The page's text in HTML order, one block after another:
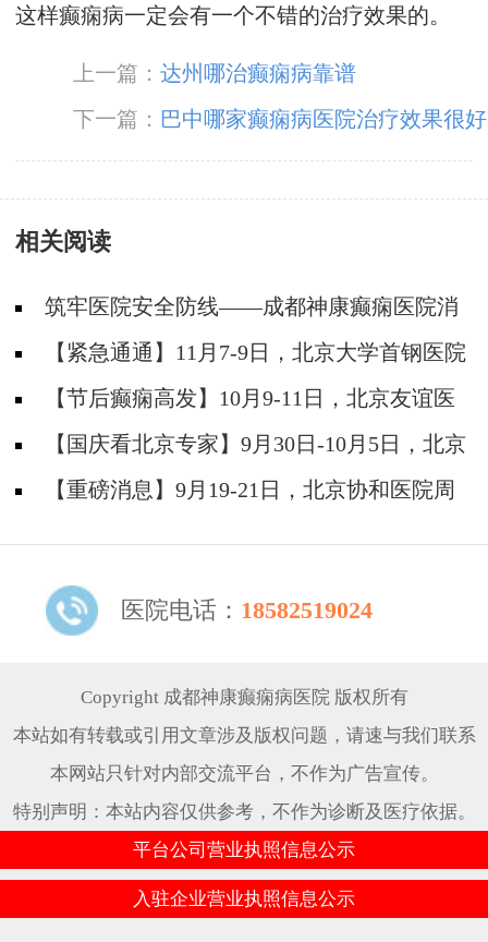
这样癫痫病一定会有一个不错的治疗效果的。
上一篇：达州哪治癫痫病靠谱
下一篇： 巴中哪家癫痫病医院治疗效果很好
相关阅读
筑牢医院安全防线——成都神康癫痫医院消
防安全培训纪实
【紧急通通】11月7-9日，北京大学首钢医院
神经内科胡颖教授亲临成都会诊，破解癫痫疑难
【节后癫痫高发】10月9-11日，北京友谊医
院陈葵博士免费会诊+治疗援助，破解癫痫难
题！
【国庆看北京专家】9月30日-10月5日，北京
天坛&首钢医院两大专家蓉城亲诊+癫痫大额救
【重磅消息】9月19-21日，北京协和医院周
医院电话： 18582519024
Copyright 成都神康癫痫病医院 版权所有
本站如有转载或引用文章涉及版权问题，请速与我们联系
本网站只针对内部交流平台，不作为广告宣传。
特别声明：本站内容仅供参考，不作为诊断及医疗依据。
平台公司营业执照信息公示
入驻企业营业执照信息公示